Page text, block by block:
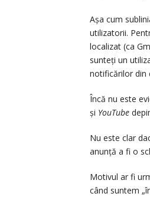
Așa cum
utilizatorii.
localizat (ca
sunteți un
notificărilor din
Încă nu este
și YouTube
Nu este clar
anunță a fi o
Motivul ar fi
când suntem